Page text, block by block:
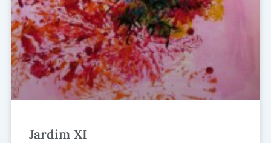
Jardim XI